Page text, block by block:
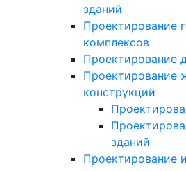
зданий
Проектирование
комплексов
Проектирование
Проектирование
конструкций
зданий
Проектирование